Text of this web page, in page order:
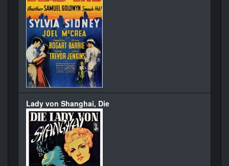
Lady von Shanghai, Die